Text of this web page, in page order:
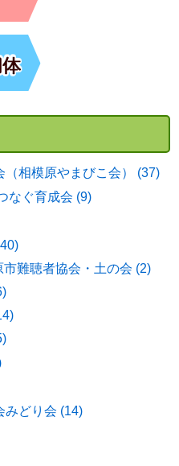
相模原やまびこ会） (37)
なぐ育成会 (9)
難聴者協会・土の会 (2)
みどり会 (14)